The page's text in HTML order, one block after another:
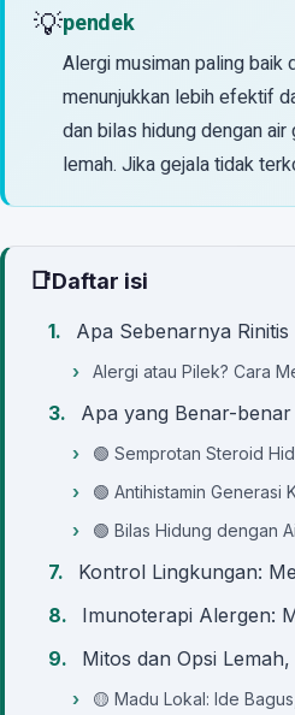
💡pendek
Alergi musiman paling baik
menunjukkan lebih efektif
dan bilas hidung dengan
lemah. Jika gejala tidak
📑Daftar isi
Apa Sebenarnya
Alergi atau Pilek? Cara
Apa yang Benar-
🟢 Semprotan Steroid
🟢 Antihistamin
🟢 Bilas Hidung dengan
Kontrol Lingkungan:
Imunoterapi Alergen:
Mitos dan Opsi
🟡 Madu Lokal: Ide